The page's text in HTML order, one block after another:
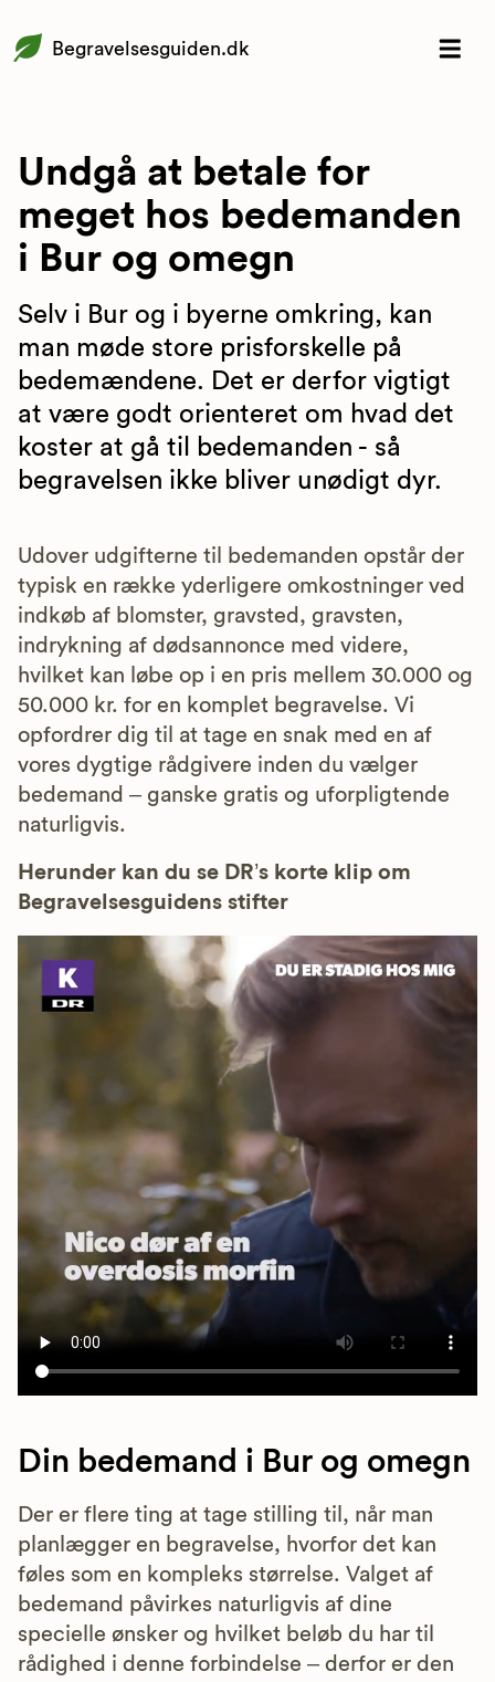
Begravelsesguiden.dk
Undgå at betale for
meget hos bedemanden
i Bur og omegn
Selv i Bur og i byerne omkring, kan
man møde store prisforskelle på
bedemændene. Det er derfor vigtigt
at være godt orienteret om hvad det
koster at gå til bedemanden - så
begravelsen ikke bliver unødigt dyr.
Udover udgifterne til bedemanden opstår der
typisk en række yderligere omkostninger ved
indkøb af blomster, gravsted, gravsten,
indrykning af dødsannonce med videre,
hvilket kan løbe op i en pris mellem 30.000 og
50.000 kr. for en komplet begravelse. Vi
opfordrer dig til at tage en snak med en af
vores dygtige rådgivere inden du vælger
bedemand – ganske gratis og uforpligtende
naturligvis.
Herunder kan du se DR’s korte klip om
Begravelsesguidens stifter
Din bedemand i Bur og omegn
Der er flere ting at tage stilling til, når man
planlægger en begravelse, hvorfor det kan
føles som en kompleks størrelse. Valget af
bedemand påvirkes naturligvis af dine
specielle ønsker og hvilket beløb du har til
rådighed i denne forbindelse – derfor er den